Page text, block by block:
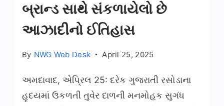
બ્રાન્ડ સાથે સંકળાયેલો છે
આઝાદીનો ઈતિહાસ
By NWG Web Desk April 25, 2025
અમદાવાદ, એપ્રિલ 25: દરેક ગુજરાતી રસોડાના
હૃદયમાં ઉકળતી તુવેર દાળની મનમોહક સુગંધ